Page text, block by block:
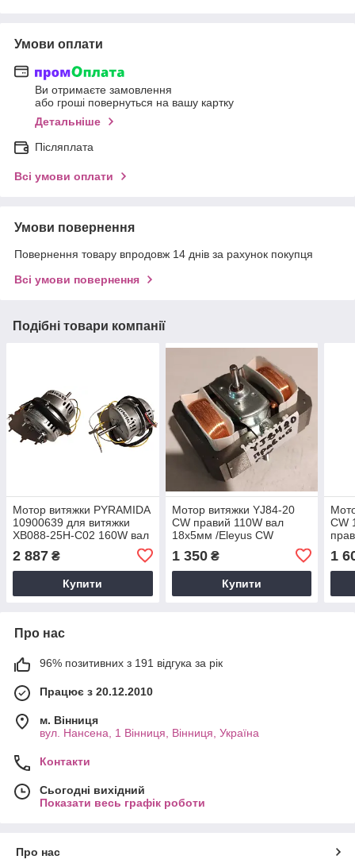
Умови оплати
Ви отримаєте замовлення
або гроші повернуться на вашу картку
Детальніше
Післяплата
Всі умови оплати
Умови повернення
Повернення товару впродовж 14 днів за рахунок покупця
Всі умови повернення
Подібні товари компанії
Мотор витяжки PYRAMIDA
10900639 для витяжки
XB088-25H-C02 160W вал
2 887 ₴
Купити
Мотор витяжки YJ84-20
CW правий 110W вал
18х5мм /Eleyus CW
1 350₴
Купити
CW
1
Про нас
96% позитивних з 191 відгука за рік
Працює з 20.12.2010
м. Вінниця
вул. Нансена, 1 Вінниця, Вінниця, Україна
Контакти
Сьогодні вихідний
Показати весь графік роботи
Про нас